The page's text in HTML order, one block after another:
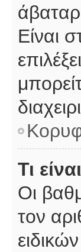
άβαταρ
Είναι
Τι
Οι
τον